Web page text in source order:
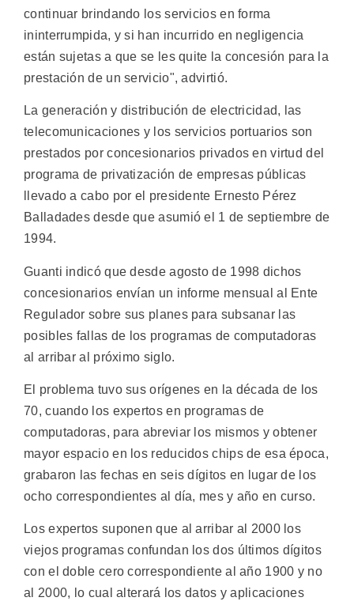
continuar brindando los servicios en forma
ininterrumpida, y si han incurrido en negligencia
están sujetas a que se les quite la concesión para la
prestación de un servicio", advirtió.
La generación y distribución de electricidad, las
telecomunicaciones y los servicios portuarios son
prestados por concesionarios privados en virtud del
programa de privatización de empresas públicas
llevado a cabo por el presidente Ernesto Pérez
Balladades desde que asumió el 1 de septiembre de
1994.
Guanti indicó que desde agosto de 1998 dichos
concesionarios envían un informe mensual al Ente
Regulador sobre sus planes para subsanar las
posibles fallas de los programas de computadoras
al arribar al próximo siglo.
El problema tuvo sus orígenes en la década de los
70, cuando los expertos en programas de
computadoras, para abreviar los mismos y obtener
mayor espacio en los reducidos chips de esa época,
grabaron las fechas en seis dígitos en lugar de los
ocho correspondientes al día, mes y año en curso.
Los expertos suponen que al arribar al 2000 los
viejos programas confundan los dos últimos dígitos
con el doble cero correspondiente al año 1900 y no
al 2000, lo cual alterará los datos y aplicaciones